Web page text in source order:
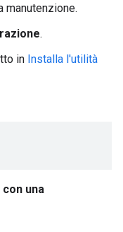
manutenzione.
.
in Installa l'utilità
una